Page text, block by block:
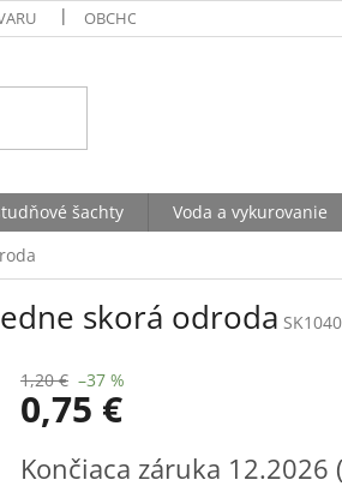
OBCHODNÉ PODMIENKY
šachty Voda a vykurovanie
skorá odroda
1,20 € –37 %
0,75 €
cena:
Končiaca záruka 12.2026